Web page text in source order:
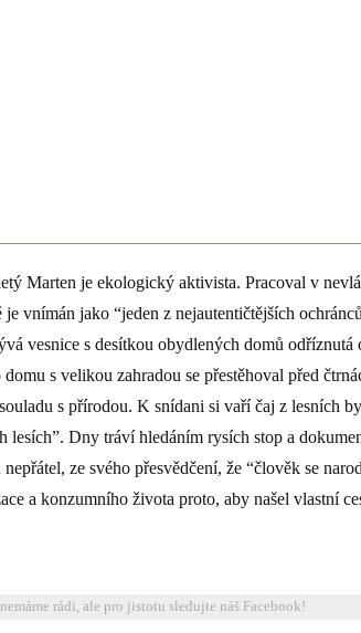
Marten je ekologický aktivista. Pracoval v
je vnímán jako “jeden z nejautentičtějších
vesnice s desítkou obydlených domů
s velikou zahradou se přestěhoval před
s přírodou. K snídani si vaří čaj z lesních
lesích”. Dny tráví hledáním rysích stop a
nepřátel, ze svého přesvědčení, že “člověk se
a konzumního života proto, aby našel vlastní
rádi, ale pro jistotu sledujte náš Facebook!